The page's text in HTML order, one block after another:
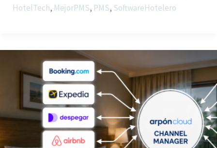
HotelTech, MejorPMS, PMS, SoftwareHotelero
Cloud